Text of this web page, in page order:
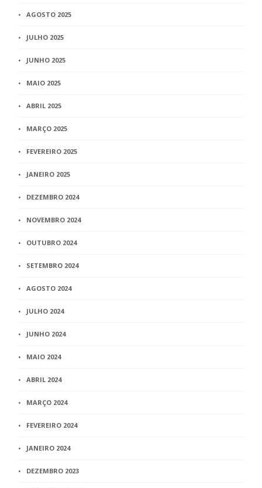
AGOSTO 2025
JULHO 2025
JUNHO 2025
MAIO 2025
ABRIL 2025
MARÇO 2025
FEVEREIRO 2025
JANEIRO 2025
DEZEMBRO 2024
NOVEMBRO 2024
OUTUBRO 2024
SETEMBRO 2024
AGOSTO 2024
JULHO 2024
JUNHO 2024
MAIO 2024
ABRIL 2024
MARÇO 2024
FEVEREIRO 2024
JANEIRO 2024
DEZEMBRO 2023